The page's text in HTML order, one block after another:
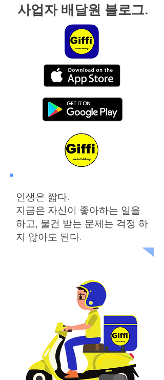
사업자 배달원 블로그.
인생은 짧다.
지금은 자신이 좋아하는 일을
하고, 물건 받는 문제는 걱정 하
지 않아도 된다.